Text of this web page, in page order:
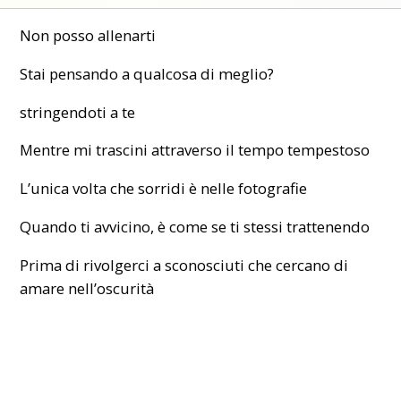
Non posso allenarti
Stai pensando a qualcosa di meglio?
stringendoti a te
Mentre mi trascini attraverso il tempo tempestoso
L’unica volta che sorridi è nelle fotografie
Quando ti avvicino, è come se ti stessi trattenendo
Prima di rivolgerci a sconosciuti che cercano di
amare nell’oscurità